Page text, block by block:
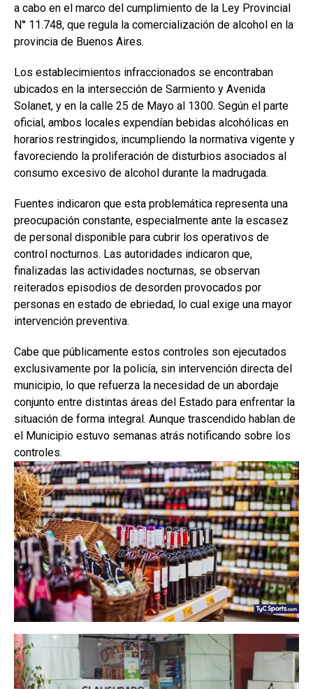
a cabo en el marco del cumplimiento de la Ley Provincial
N° 11.748, que regula la comercialización de alcohol en la
provincia de Buenos Aires.
Los establecimientos infraccionados se encontraban
ubicados en la intersección de Sarmiento y Avenida
Solanet, y en la calle 25 de Mayo al 1300. Según el parte
oficial, ambos locales expendían bebidas alcohólicas en
horarios restringidos, incumpliendo la normativa vigente y
favoreciendo la proliferación de disturbios asociados al
consumo excesivo de alcohol durante la madrugada.
Fuentes indicaron que esta problemática representa una
preocupación constante, especialmente ante la escasez
de personal disponible para cubrir los operativos de
control nocturnos. Las autoridades indicaron que,
finalizadas las actividades nocturnas, se observan
reiterados episodios de desorden provocados por
personas en estado de ebriedad, lo cual exige una mayor
intervención preventiva.
Cabe que públicamente estos controles son ejecutados
exclusivamente por la policía, sin intervención directa del
municipio, lo que refuerza la necesidad de un abordaje
conjunto entre distintas áreas del Estado para enfrentar la
situación de forma integral. Aunque trascendido hablan de
el Municipio estuvo semanas atrás notificando sobre los
controles.